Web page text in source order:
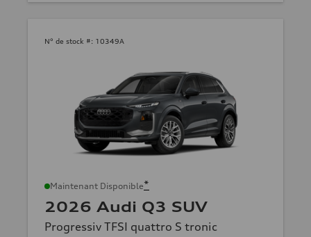
N° de stock #: 10349A
Maintenant Disponible*
2026 Audi Q3 SUV
Progressiv TFSI quattro S tronic